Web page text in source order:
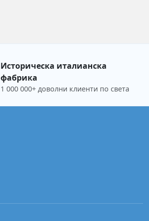
Историческа италианска
фабрика
1 000 000+ доволни клиенти по света